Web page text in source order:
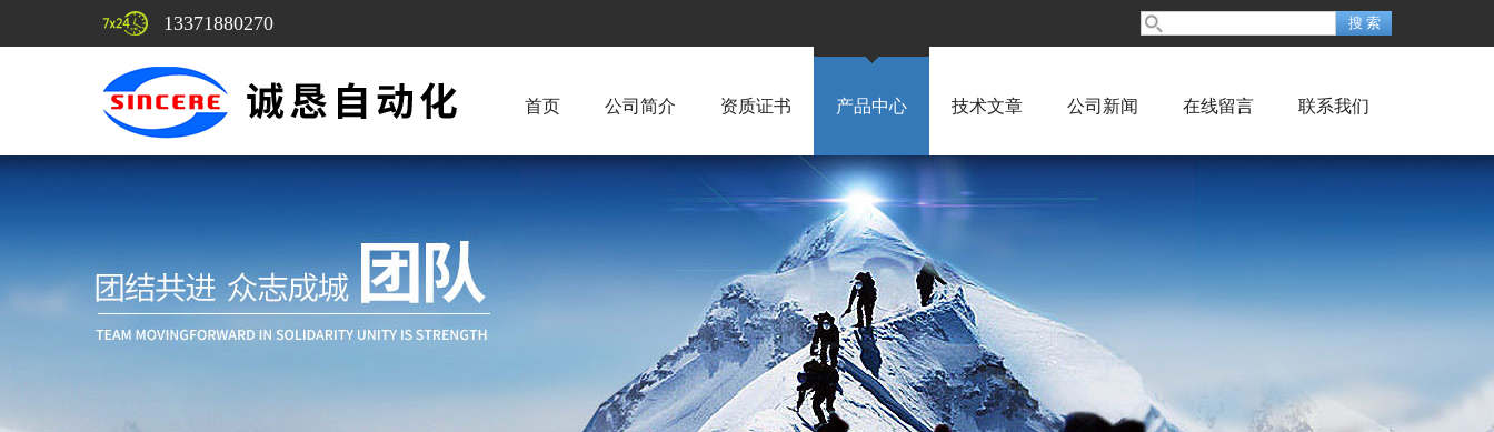
13371880270
首页 公司简介 资质证书 产品中心 技术文章 公司新闻 在线留言 联系我们